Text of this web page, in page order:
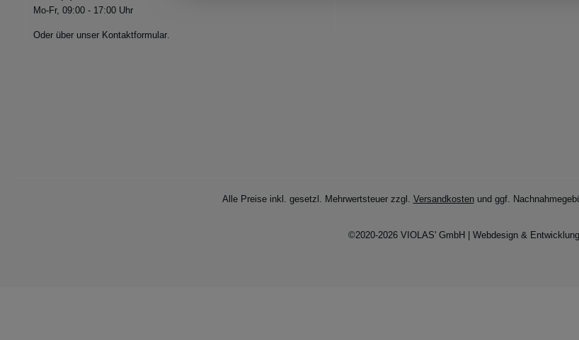
Mo-Fr, 09:00 - 17:00 Uhr
Oder über unser Kontaktformular
Alle Preise inkl. gesetzl. Mehrwertsteuer zzgl. Versandkostenund ggf.
©2020-2026 VIOLAS' GmbH | Webdesign &